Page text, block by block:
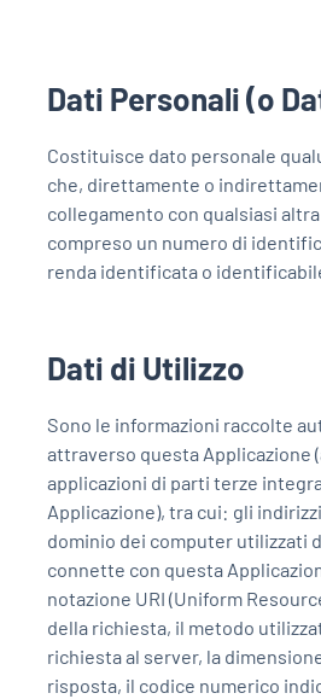
Dati Personali (o
Costituisce dato personale
che, direttamente o
collegamento con qualsiasi
compreso un numero di
renda identificata o
Dati di Utilizzo
Sono le informazioni raccolte
attraverso questa Applicazione
applicazioni di parti terze
Applicazione), tra cui: gli
dominio dei computer utilizzati
connette con questa
notazione URI (Uniform
della richiesta, il metodo
richiesta al server, la
risposta, il codice numerico